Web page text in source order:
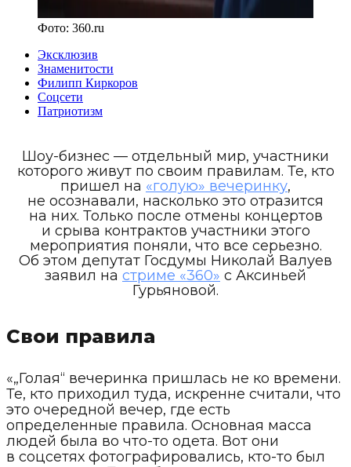
Фото: 360.ru
Эксклюзив
Знаменитости
Филипп Киркоров
Соцсети
Патриотизм
Шоу-бизнес — отдельный мир, участники
которого живут по своим правилам. Те, кто
пришел на «голую» вечеринку,
не осознавали, насколько это отразится
на них. Только после отмены концертов
и срыва контрактов участники этого
мероприятия поняли, что все серьезно.
Об этом депутат Госдумы Николай Валуев
заявил на стриме «360» с Аксиньей
Гурьяновой.
Свои правила
«„Голая“ вечеринка пришлась не ко времени.
Те, кто приходил туда, искренне считали, что
это очередной вечер, где есть
определенные правила. Основная масса
людей была во что-то одета. Вот они
в соцсетях фотографировались, кто-то был